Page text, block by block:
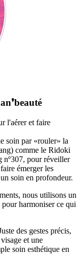
l'aérer et faire
soin par «rouler» la
comme le Ridoki
nº307, pour réveiller
émerger les
soin en profondeur.
nous utilisons un
harmoniser ce qui
des gestes précis,
et une
soin esthétique en